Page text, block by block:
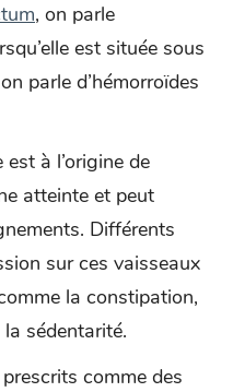
, on parle
est située sous
parle d’hémorroïdes
à l’origine de
atteinte et peut
Différents
sur ces vaisseaux
la constipation,
sédentarité.
comme des